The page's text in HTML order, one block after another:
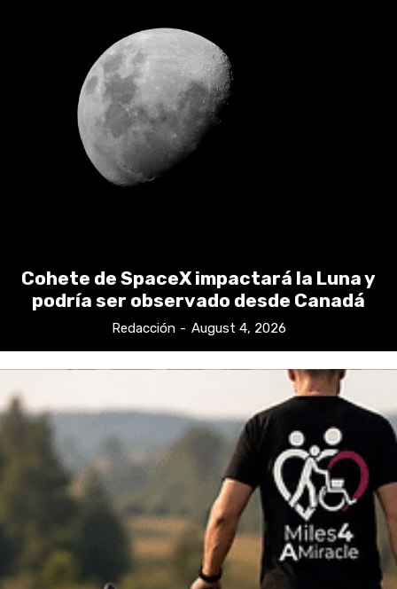
podría ser observado desde Canadá
Redacción - August 4, 2026